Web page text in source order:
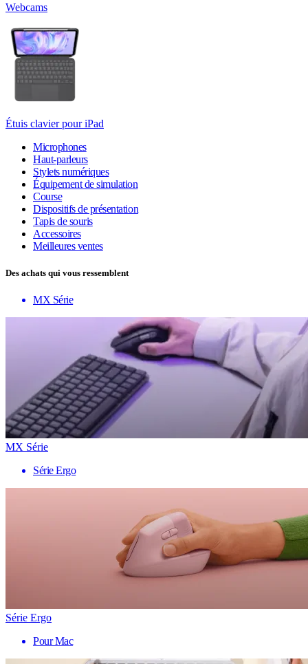
Webcams
Étuis clavier pour iPad
Microphones
Haut-parleurs
Stylets numériques
Équipement de simulation
Course
Dispositifs de présentation
Tapis de souris
Accessoires
Meilleures ventes
Des achats qui vous ressemblent
MX Série
MX Série
Série Ergo
Série Ergo
Pour Mac